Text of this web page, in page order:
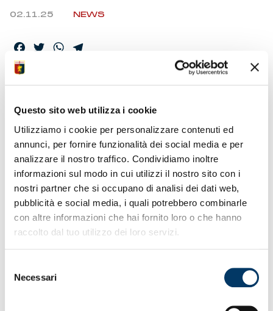
Questo sito web utilizza i cookie
Utilizziamo i cookie per personalizzare contenuti ed
annunci, per fornire funzionalità dei social media e per
analizzare il nostro traffico. Condividiamo inoltre
informazioni sul modo in cui utilizzi il nostro sito con i
nostri partner che si occupano di analisi dei dati web,
pubblicità e social media, i quali potrebbero combinarle
con altre informazioni che hai fornito loro o che hanno
raccolto dal tuo utilizzo dei loro servizi.
delNecessari
02.11.25 NEWS
Facebook
TwitterWhatsApp
CRISCITO – IL VIDEO
DELLA CONFERENZA